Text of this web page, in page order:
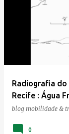
Radiografia
Recife : Água
blog mobilidade &
0